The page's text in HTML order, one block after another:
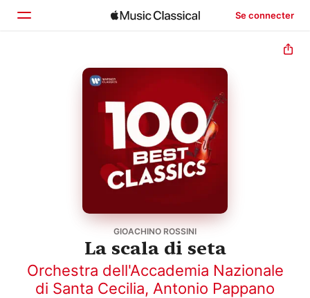
Se connecter
Accueil
GIOACHINO ROSSINI
La scala di seta
Orchestra dell'Accademia Nazionale
di Santa Cecilia, Antonio Pappano